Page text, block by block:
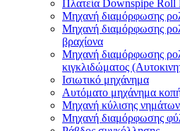
Πλατεία Downspipe Roll
Μηχανή διαμόρφωσης
Μηχανή διαμόρφωσης
βραχίονα
Μηχανή διαμόρφωσης
κιγκλιδώματος
Ισιωτικό μηχάνημα
Αυτόματο μηχάνημα
Μηχανή κύλισης νημάτων
Μηχανή διαμόρφωσης